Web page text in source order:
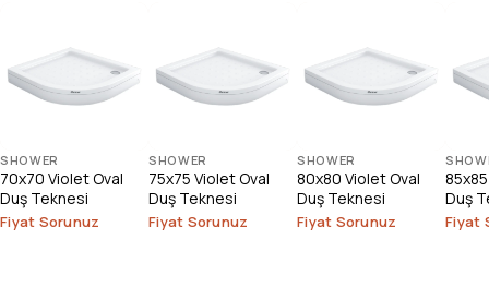
SHOWER
70x70 Violet Oval
Duş Teknesi
Fiyat Sorunuz
SHOWER
75x75 Violet Oval
Duş Teknesi
Fiyat Sorunuz
SHOWER
80x80 Violet Oval
Duş Teknesi
Fiyat Sorunuz
Duş
Fiyat